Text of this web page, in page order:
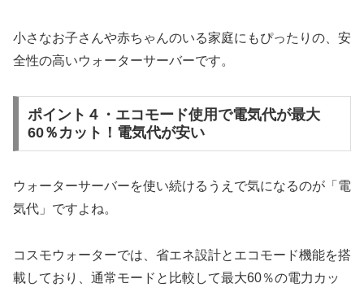
小さなお子さんや赤ちゃんのいる家庭にもぴったりの、安
全性の高いウォーターサーバーです。
ポイント４・エコモード使用で電気代が最大
60％カット！電気代が安い
ウォーターサーバーを使い続けるうえで気になるのが「電
気代」ですよね。
コスモウォーターでは、省エネ設計とエコモード機能を搭
載しており、通常モードと比較して最大60％の電力カッ